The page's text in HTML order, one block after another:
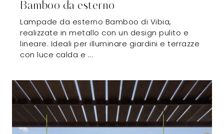
Bamboo da esterno
Lampade da esterno Bamboo di Vibia,
realizzate in metallo con un design pulito e
lineare. Ideali per illuminare giardini e terrazze
con luce calda e ...